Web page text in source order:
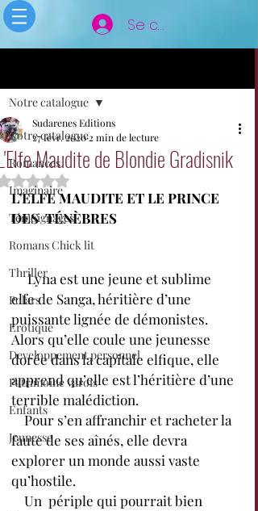
Se connecter
Notre catalogue
Romances
Imaginaire
Témoignages
Romans Chick lit
Thriller
Polars
Erotique
Developpement personnel
Patrimoine varois
Enfants
Jeunesse
Notre catalogue
Maudite de Blondie Gradisnik
Sudarenes Editions
27 févr. 2020 2 min de lecture
Noté NaN étoiles sur 5.
L’ELFE MAUDITE ET LE PRINCE
DES  TÉNÈBRES
     Lyna est une jeune et sublime
elfe de Sanga, héritière d’une
puissante lignée de démonistes.
Alors qu’elle coule une jeunesse
dorée dans la capitale elfique, elle
apprend qu’elle est l’héritière d’une
terrible malédiction.
    Pour s’en affranchir et racheter la
faute de ses aînés, elle devra
explorer un monde aussi vaste
qu’hostile.